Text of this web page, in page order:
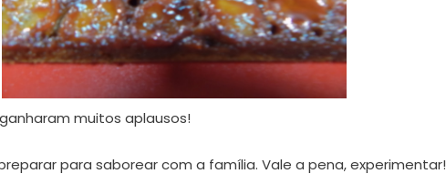
muitos aplausos!
para saborear com a família. Vale a pena, experimentar!